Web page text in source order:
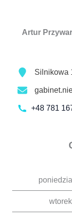
Artur
Silnikowa
+48 781
wtorek